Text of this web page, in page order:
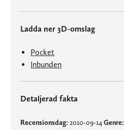
Ladda ner 3D-omslag
Pocket
Inbunden
Detaljerad fakta
Recensionsdag: 2010-09-14 Genre: